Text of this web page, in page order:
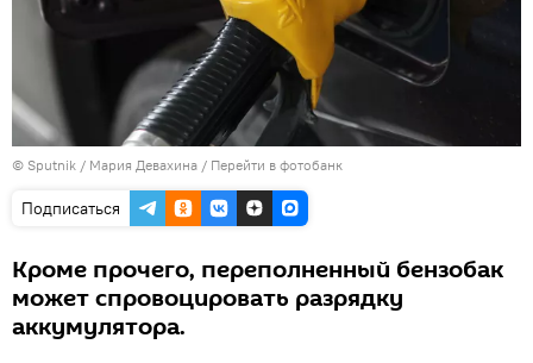
© Sputnik / Мария Девахина / Перейти в фотобанк
Подписаться
Кроме прочего, переполненный бензобак
может спровоцировать разрядку
аккумулятора.